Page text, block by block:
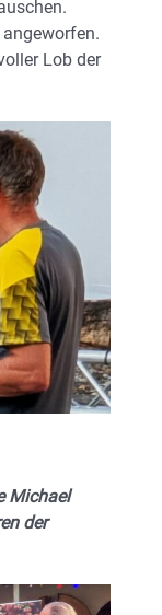
Lob der
Michael
der